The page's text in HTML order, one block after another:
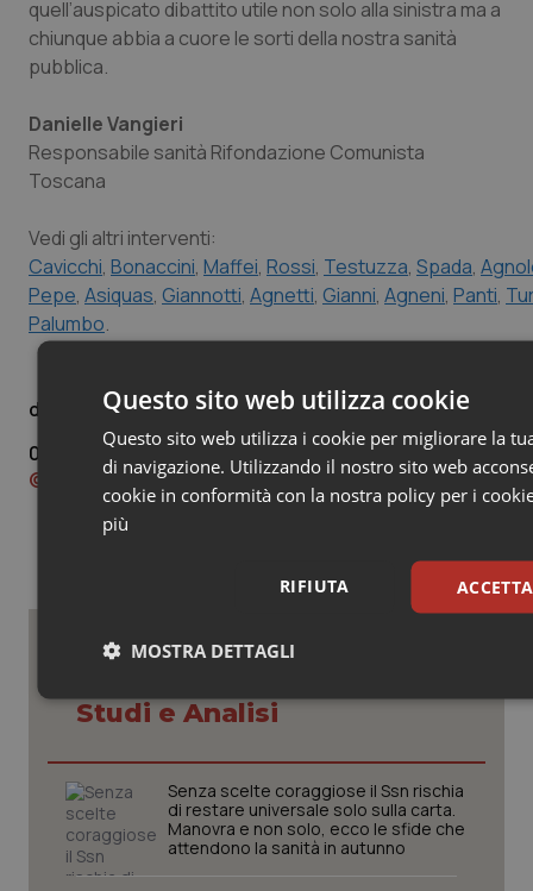
quell’auspicato dibattito utile non solo alla sinistra ma a
chiunque abbia a cuore le sorti della nostra sanità
pubblica.
Danielle Vangieri
Responsabile sanità Rifondazione Comunista
Toscana
Vedi gli altri interventi:
Cavicchi, Bonaccini, Maffei, Rossi, Testuzza, Spada,
Pepe, Asiquas, Giannotti, Agnetti, Gianni, Agneni, Panti,
Palumbo.
Danielle Vangieri
06 Aprile 2021
© Riproduzione riservata
Studi e Analisi
Senza scelte coraggiose il Ssn rischia
di restare universale solo sulla carta.
Manovra e non solo, ecco le sfide che
attendono la sanità in autunno
Questo sito web utilizza cookie
Questo sito web utilizza i cookie per migliorare la
di navigazione. Utilizzando il nostro sito web
cookie in conformità con la nostra policy per i
più
RIFIUTA
MOSTRA DETTAGLI
Necessari Statistici